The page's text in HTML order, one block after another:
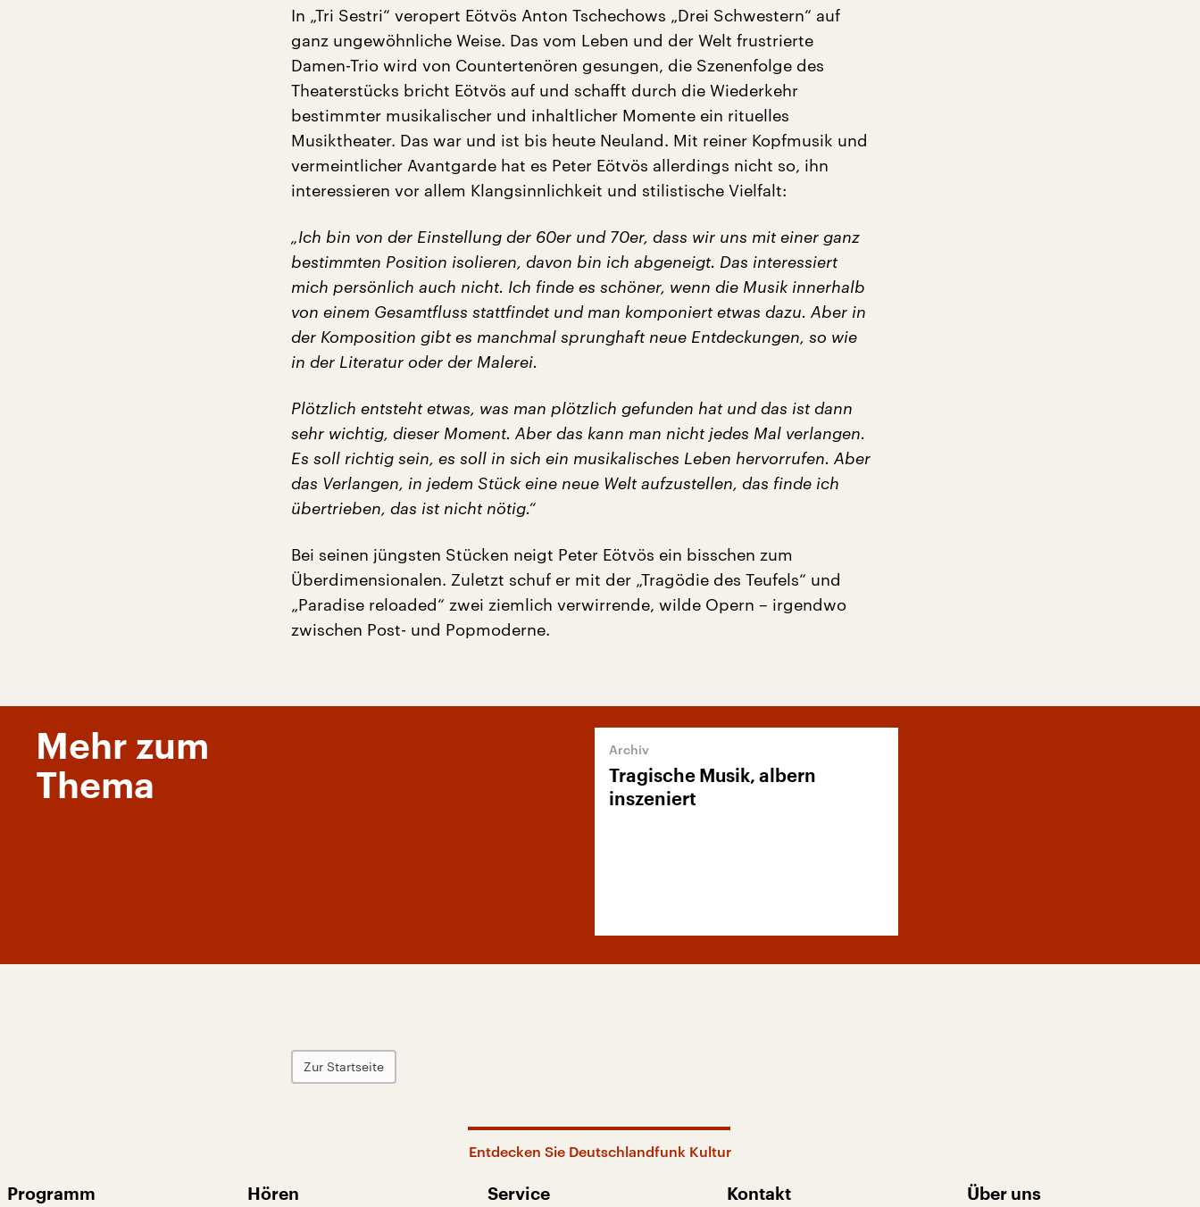
In „Tri Sestri“ veropert Eötvös Anton Tschechows „Drei Schwestern“ auf
ganz ungewöhnliche Weise. Das vom Leben und der Welt frustrierte
Damen-Trio wird von Countertenören gesungen, die Szenenfolge des
Theaterstücks bricht Eötvös auf und schafft durch die Wiederkehr
bestimmter musikalischer und inhaltlicher Momente ein rituelles
Musiktheater. Das war und ist bis heute Neuland. Mit reiner Kopfmusik und
vermeintlicher Avantgarde hat es Peter Eötvös allerdings nicht so, ihn
interessieren vor allem Klangsinnlichkeit und stilistische Vielfalt:
„Ich bin von der Einstellung der 60er und 70er, dass wir uns mit einer ganz
bestimmten Position isolieren, davon bin ich abgeneigt. Das interessiert
mich persönlich auch nicht. Ich finde es schöner, wenn die Musik innerhalb
von einem Gesamtfluss stattfindet und man komponiert etwas dazu. Aber in
der Komposition gibt es manchmal sprunghaft neue Entdeckungen, so wie
in der Literatur oder der Malerei.
Plötzlich entsteht etwas, was man plötzlich gefunden hat und das ist dann
sehr wichtig, dieser Moment. Aber das kann man nicht jedes Mal verlangen.
Es soll richtig sein, es soll in sich ein musikalisches Leben hervorrufen. Aber
das Verlangen, in jedem Stück eine neue Welt aufzustellen, das finde ich
übertrieben, das ist nicht nötig.“
Bei seinen jüngsten Stücken neigt Peter Eötvös ein bisschen zum
Überdimensionalen. Zuletzt schuf er mit der „Tragödie des Teufels“ und
„Paradise reloaded“ zwei ziemlich verwirrende, wilde Opern – irgendwo
zwischen Post- und Popmoderne.
Mehr zum
Thema
Tragische Musik, albern
inszeniert
Zur Startseite
Entdecken Sie Deutschlandfunk Kultur
Programm Hören Service Kontakt Über uns